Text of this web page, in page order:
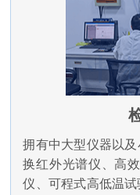
拥有中大型仪器以
换红外光谱仪、高
仪、可程式高低温